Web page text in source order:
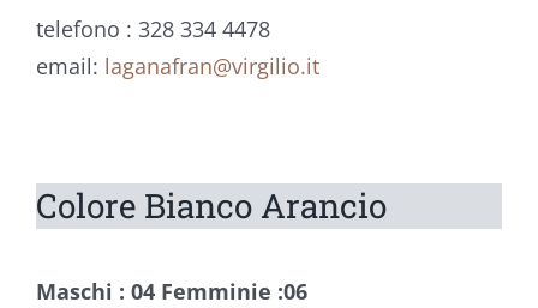
telefono : 328 334 4478
email: laganafran@virgilio.it
Colore Bianco Arancio
Maschi : 04 Femminie :06